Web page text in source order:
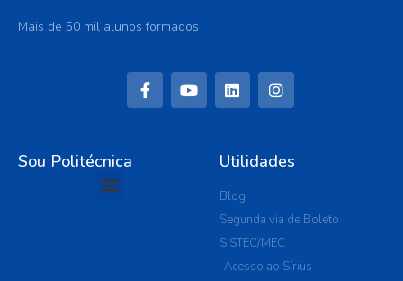
Mais de 50 mil alunos formados
Sou Politécnica Utilidades
Blog
Segunda via de Boleto
SISTEC/MEC
Acesso ao Sírius